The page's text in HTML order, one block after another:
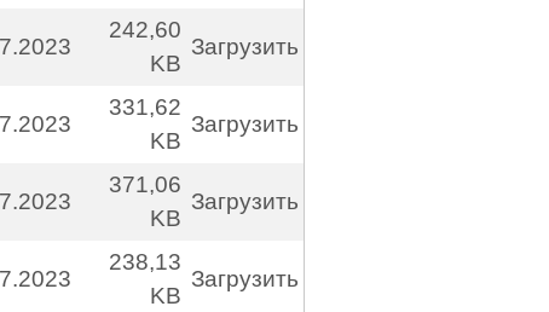
242,60
KB
Загрузить
331,62
KB
Загрузить
371,06
KB
Загрузить
238,13
KB
Загрузить